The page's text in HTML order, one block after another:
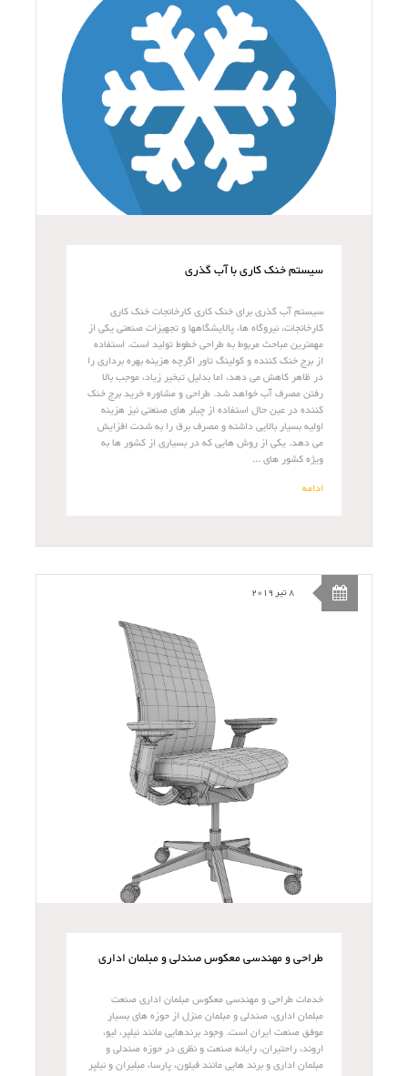
سیستم خنک کاری با آب گذری
سیستم آب گذری برای خنک کاری کارخانجات خنک کاری
کارخانجات، نیروگاه ها، پالایشگاهها و تجهیزات صنعتی یکی از
مهمترین مباحث مربوط به طراحی خطوط تولید است. استفاده
از برج خنک کننده و کولینگ تاور اگرچه هزینه بهره برداری را
در ظاهر کاهش می دهد، اما بدلیل تبخیر زیاد، موجب بالا
رفتن مصرف آب خواهد شد. طراحی و مشاوره خرید برج خنک
کننده در عین حال استفاده از چیلر های صنعتی نیز هزینه
اولیه بسیار بالایی داشته و مصرف برق را به شدت افزایش
می دهد. یکی از روش هایی که در بسیاری از کشور ها به
ویژه کشور های ...
ادامه
8 تیر 2019
طراحی و مهندسی معکوس صندلی و مبلمان اداری
خدمات طراحی و مهندسی معکوس مبلمان اداری صنعت
مبلمان اداری، صندلی و مبلمان منزل از حوزه های بسیار
موفق صنعت ایران است. وجود برندهایی مانند نیلپر، لیو،
اروند، راحتیران، رایانه صنعت و نظری در حوزه صندلی و
مبلمان اداری و برند هایی مانند فیلون، پارسا، مبلیران و نیلپر